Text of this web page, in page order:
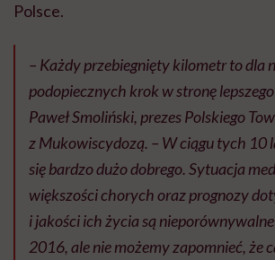
Polsce.
– Każdy przebiegnięty kilometr to dla
podopiecznych krok w stronę
Paweł Smoliński, prezes Polskiego
z Mukowiscydozą. – W ciągu tych 10
się bardzo dużo dobrego. Sytuacja
większości chorych oraz prognozy
i jakości ich życia są
2016, ale nie możemy zapomnieć, że